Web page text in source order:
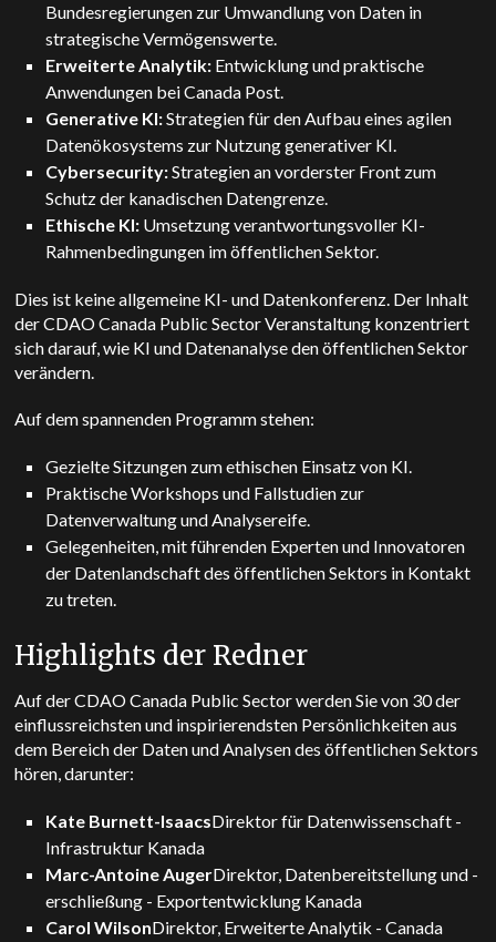
Bundesregierungen zur Umwandlung von Daten in
strategische Vermögenswerte.
Erweiterte Analytik: Entwicklung und praktische
Anwendungen bei Canada Post.
Generative KI:Strategien für den Aufbau eines agilen
Datenökosystems zur Nutzung generativer KI.
Cybersecurity:Strategien an vorderster Front zum
Schutz der kanadischen Datengrenze.
Ethische KI: Umsetzung verantwortungsvoller KI-
Rahmenbedingungen im öffentlichen Sektor.
Dies ist keine allgemeine KI- und Datenkonferenz. Der Inhalt
der CDAO Canada Public Sector Veranstaltung konzentriert
sich darauf, wie KI und Datenanalyse den öffentlichen Sektor
verändern.
Auf dem spannenden Programm stehen:
Gezielte Sitzungen zum ethischen Einsatz von KI.
Praktische Workshops und Fallstudien zur
Datenverwaltung und Analysereife.
Gelegenheiten, mit führenden Experten und Innovatoren
der Datenlandschaft des öffentlichen Sektors in Kontakt
zu treten.
Highlights der Redner
Auf der CDAO Canada Public Sector werden Sie von 30 der
einflussreichsten und inspirierendsten Persönlichkeiten aus
dem Bereich der Daten und Analysen des öffentlichen Sektors
hören, darunter:
Kate Burnett-IsaacsDirektor für Datenwissenschaft -
Infrastruktur Kanada
Marc-Antoine AugerDirektor, Datenbereitstellung und -
erschließung - Exportentwicklung Kanada
Carol WilsonDirektor, Erweiterte Analytik - Canada